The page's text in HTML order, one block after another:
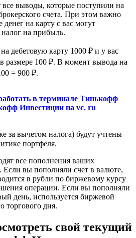
выводы, которые поступили на
счета. При этом важно
на карту с вас могут
налог на прибыль.
дебетовую карту 1000 ₽ и у вас
размере 100 ₽. В момент вывода на
= 900 ₽.
в терминале Тинькофф
Инвестиции на vc. ru
за вычетом налога) будут учтены
портфеля.
все пополнения ваших
Если вы пополняли счет в валюте,
в рубли по биржевому курсу
операции. Если вы пополняли
день, используется биржевой
торгового дня.
свой текущий